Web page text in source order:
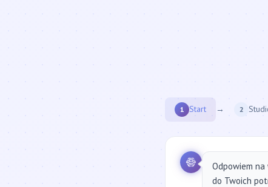
1 Start → 2
Odpowiem
do Twoich